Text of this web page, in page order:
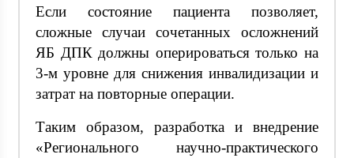
Если состояние пациента позволяет,
сложные случаи сочетанных осложнений
ЯБ ДПК должны оперироваться только на
3-м уровне для снижения инвалидизации и
затрат на повторные операции.
Таким образом, разработка и внедрение
«Регионального научно-практического